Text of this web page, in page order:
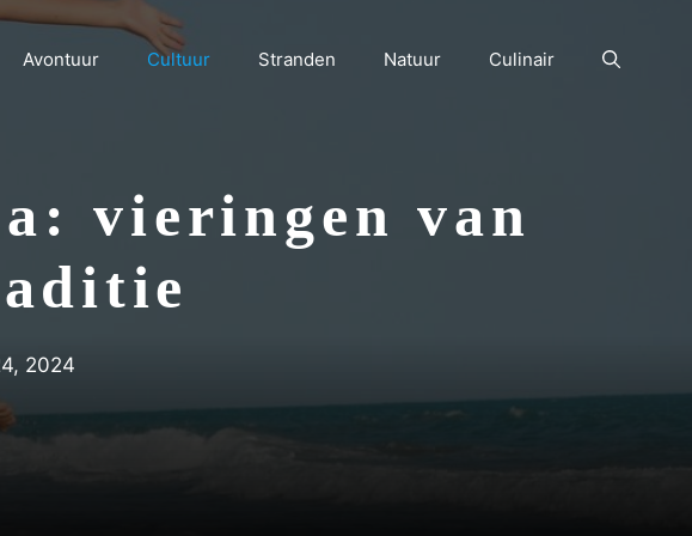
Avontuur Cultuur Stranden Natuur Culinair
vieringen van
2024